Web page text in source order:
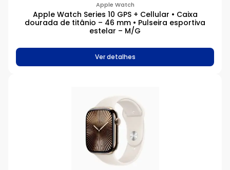
Apple Watch
Apple Watch Series 10 GPS + Cellular • Caixa
dourada de titânio – 46 mm • Pulseira esportiva
estelar – M/G
Ver detalhes